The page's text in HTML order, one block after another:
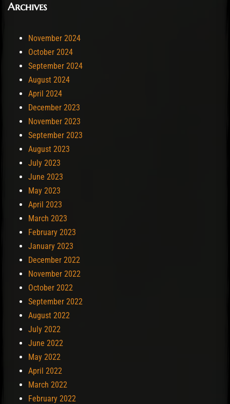
Archives
November 2024
October 2024
September 2024
August 2024
April 2024
December 2023
November 2023
September 2023
August 2023
July 2023
June 2023
May 2023
April 2023
March 2023
February 2023
January 2023
December 2022
November 2022
October 2022
September 2022
August 2022
July 2022
June 2022
May 2022
April 2022
March 2022
February 2022